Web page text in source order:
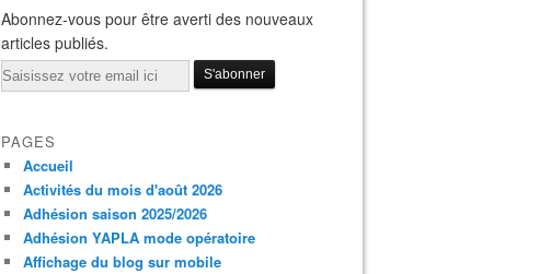
Abonnez-vous pour être averti des nouveaux
articles publiés.
Email
PAGES
Accueil
Activités du mois d'août 2026
Adhésion saison 2025/2026
Adhésion YAPLA mode opératoire
Affichage du blog sur mobile